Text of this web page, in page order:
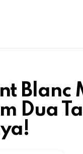
Blanc
Dua